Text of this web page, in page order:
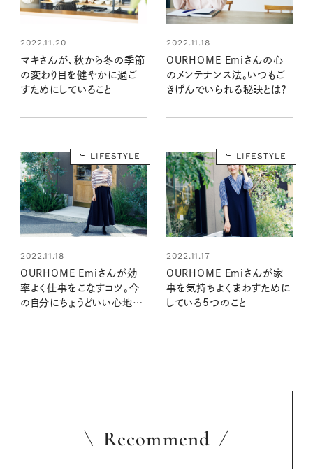
2022.11.20
マキさんが、秋から冬の季節
の変わり目を健やかに過ご
すためにしていること
2022.11.18
OURHOME Emiさんの心
のメンテナンス法。いつもご
きげんでいられる秘訣とは？
LIFESTYLE
2022.11.18
OURHOME Emiさんが効
率よく仕事をこなすコツ。今
の自分にちょうどいい心地よ
LIFESTYLE
2022.11.17
OURHOME Emiさんが家
事を気持ちよくまわすために
している5つのこと
Recommend